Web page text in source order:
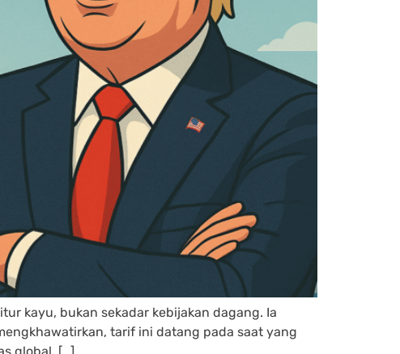
kayu, bukan sekadar kebijakan dagang. Ia
tarif ini datang pada saat yang